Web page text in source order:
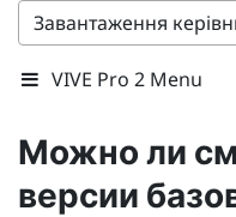
Завантаження
VIVE Pro 2 Menu
Можно ли
версии